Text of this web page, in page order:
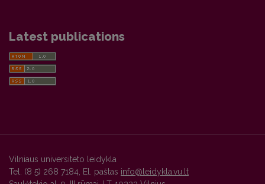
Latest publications
Vilniaus universiteto leidykla
Tel. (8 5) 268 7184, El. paštas info@leidykla.vu.lt